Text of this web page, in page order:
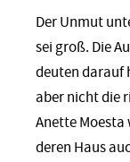
Der Unmut
sei groß. Die
deuten darauf
aber nicht die
Anette Moesta
deren Haus